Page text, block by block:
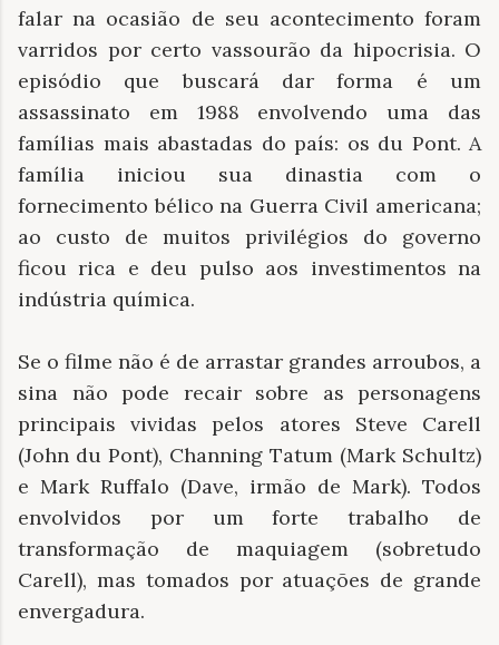
falar na ocasião de seu acontecimento foram
varridos por certo vassourão da hipocrisia. O
episódio que buscará dar forma é um
assassinato em 1988 envolvendo uma das
famílias mais abastadas do país: os du Pont. A
família iniciou sua dinastia com o
fornecimento bélico na Guerra Civil americana;
ao custo de muitos privilégios do governo
ficou rica e deu pulso aos investimentos na
indústria química.
Se o filme não é de arrastar grandes arroubos, a
sina não pode recair sobre as personagens
principais vividas pelos atores Steve Carell
(John du Pont), Channing Tatum (Mark Schultz)
e Mark Ruffalo (Dave, irmão de Mark). Todos
envolvidos por um forte trabalho de
transformação de maquiagem (sobretudo
Carell), mas tomados por atuações de grande
envergadura.